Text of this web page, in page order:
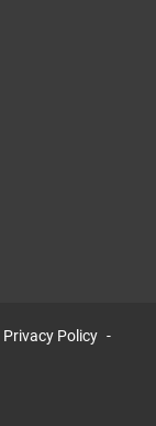
Privacy Policy